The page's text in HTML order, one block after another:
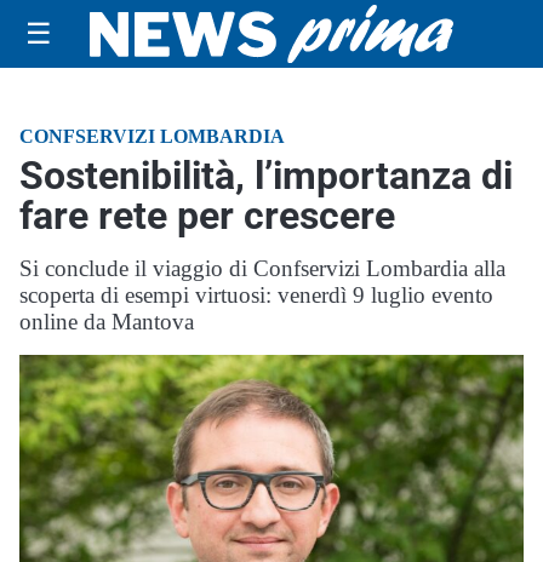
☰
CONFSERVIZI LOMBARDIA
Sostenibilità, l’importanza di
fare rete per crescere
Si conclude il viaggio di Confservizi Lombardia alla
scoperta di esempi virtuosi: venerdì 9 luglio evento
online da Mantova